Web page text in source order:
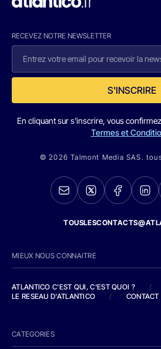
RECEVEZ NOTRE NEWSLETTER
S'INSCRIRE
En cliquant sur s'inscrire, vous
Termes et
© 2026 Talmont Media SAS.
MIEUX NOUS CONNAITRE
ATLANTICO C'EST QUI, C'EST QUOI ?
/
LE RESEAU D'ATLANTICO
/ CONTACT
CATEGORIES